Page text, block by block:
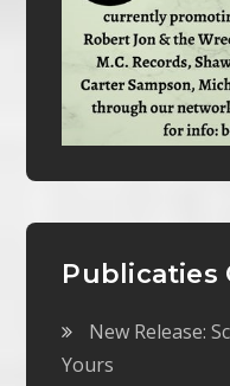
Publicaties
New Release:
Yours